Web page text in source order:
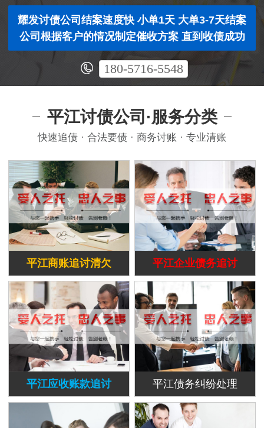
耀发讨债公司结案速度快 小单1天 大单3-7天结案
公司根据客户的情况制定催收方案 直到收债成功
180-5716-5548
平江讨债公司·服务分类
快速追债 · 合法要债 · 商务讨账 · 专业清账
平江商账追讨清欠 平江企业债务追讨
平江应收账款追讨 平江债务纠纷处理